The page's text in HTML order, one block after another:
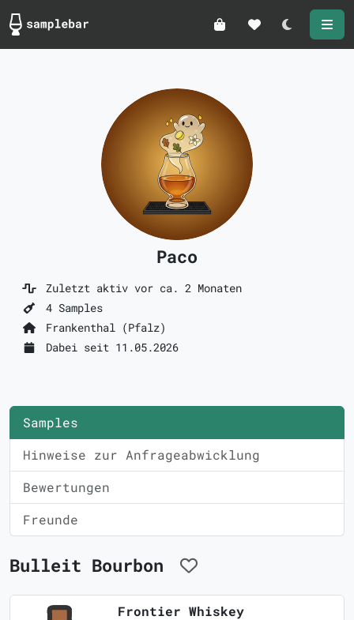
Darkmode
Paco
Zuletzt aktiv vor ca. 2 Monaten
4 Samples
Frankenthal (Pfalz)
Dabei seit 11.05.2026
Samples
Hinweise zur Anfrageabwicklung
Bewertungen
Freunde
Bulleit Bourbon
Frontier Whiskey